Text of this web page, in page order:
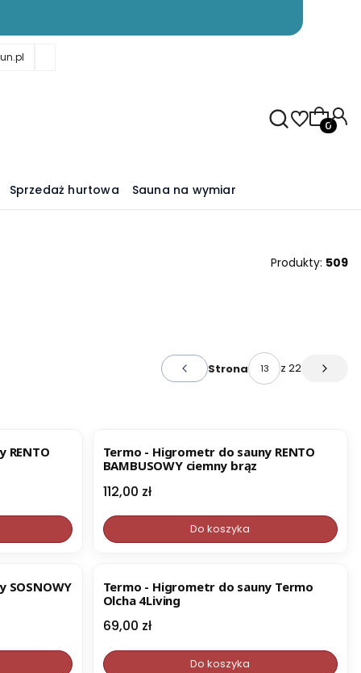
Sprzedaż hurtowa Sauna na wymiar
Produkty: 509
Poprzednie produkty
Strona z 22
RENTO
Termo - Higrometr do sauny RENTO
BAMBUSOWY ciemny brąz
Cena
112,00 zł
Do koszyka
Termo - Higrometr do sauny Termo
Olcha 4Living
Cena
69,00 zł
Do koszyka